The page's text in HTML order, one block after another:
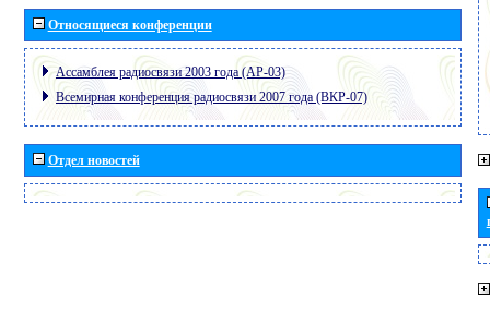
Относящиеся конференции
Ассамблея радиосвязи 2003 года (АР-03)
Всемирная конференция радиосвязи 2007 года (ВКР-07)
Отдел новостей